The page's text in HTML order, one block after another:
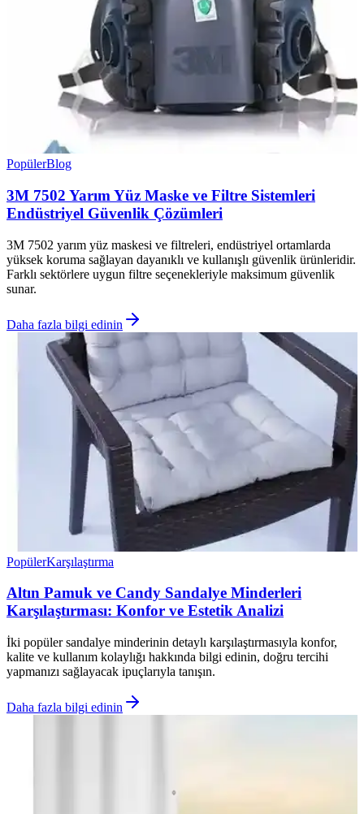
PopülerBlog
3M 7502 Yarım Yüz Maske ve Filtre Sistemleri
Endüstriyel Güvenlik Çözümleri
3M 7502 yarım yüz maskesi ve filtreleri, endüstriyel ortamlarda
yüksek koruma sağlayan dayanıklı ve kullanışlı güvenlik ürünleridir.
Farklı sektörlere uygun filtre seçenekleriyle maksimum güvenlik
sunar.
Daha fazla bilgi edinin
PopülerKarşılaştırma
Altın Pamuk ve Candy Sandalye Minderleri
Karşılaştırması: Konfor ve Estetik Analizi
İki popüler sandalye minderinin detaylı karşılaştırmasıyla konfor,
kalite ve kullanım kolaylığı hakkında bilgi edinin, doğru tercihi
yapmanızı sağlayacak ipuçlarıyla tanışın.
Daha fazla bilgi edinin